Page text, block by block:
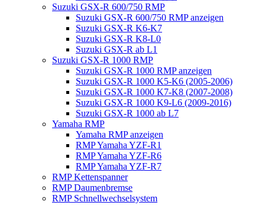
Suzuki GSX-R 600/750 RMP
Suzuki GSX-R 600/750 RMP anzeigen
Suzuki GSX-R K6-K7
Suzuki GSX-R K8-L0
Suzuki GSX-R ab L1
Suzuki GSX-R 1000 RMP
Suzuki GSX-R 1000 RMP anzeigen
Suzuki GSX-R 1000 K5-K6 (2005-2006)
Suzuki GSX-R 1000 K7-K8 (2007-2008)
Suzuki GSX-R 1000 K9-L6 (2009-2016)
Suzuki GSX-R 1000 ab L7
Yamaha RMP
Yamaha RMP anzeigen
RMP Yamaha YZF-R1
RMP Yamaha YZF-R6
RMP Yamaha YZF-R7
RMP Kettenspanner
RMP Daumenbremse
RMP Schnellwechselsystem